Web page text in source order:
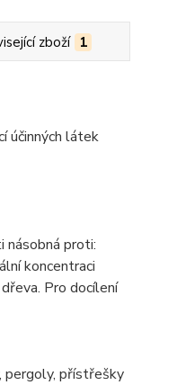
zboží 1
účinných látek
násobná proti:
koncentraci
Pro docílení
pergoly, přístřešky